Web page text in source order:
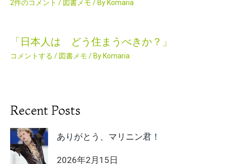
2件のコメント / 図書メモ / By Komaria
「日本人は どう住まうべきか？」
コメントする / 図書メモ / By Komaria
Recent Posts
ありがとう、マリニン君！
2026年2月15日